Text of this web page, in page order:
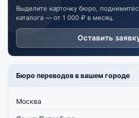
Выделите карточку бюро,
каталога — от 1 000 ₽ в месяц.
Оставить
Бюро переводов в вашем городе
Москва